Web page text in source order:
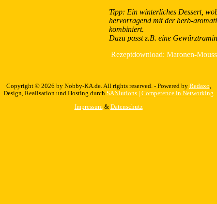
Tipp: Ein winterliches Dessert,
hervorragend mit der herb-
kombiniert.
Dazu passt z.B. eine
Rezeptdownload: Maronen-
Copyright © 2026 by Nobby-KA.de. All rights reserved. - Powered by Redaxo
Design, Realisation und Hosting durch SANlutions | Competence in Networking
Impressum& Datenschutz